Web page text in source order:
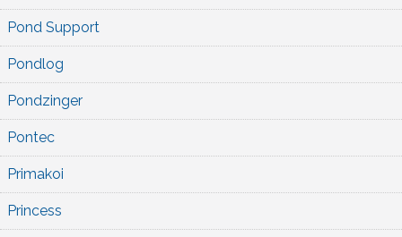
Pond Support
Pondlog
Pondzinger
Pontec
Primakoi
Princess